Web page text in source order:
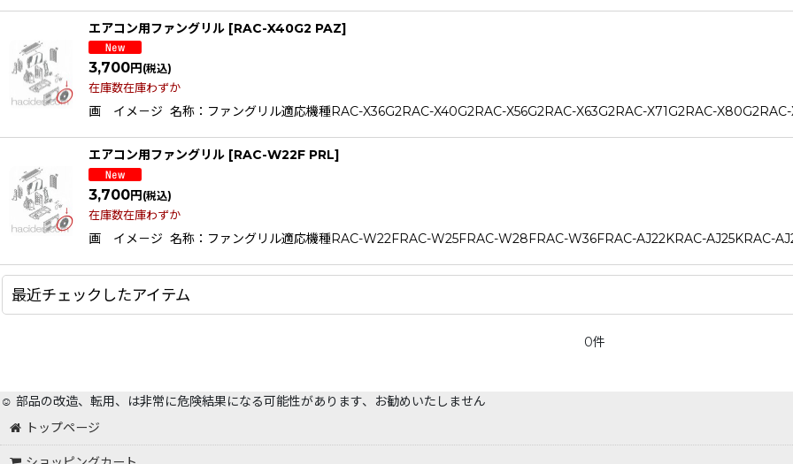
絞り込む
エアコン用ファングリル [RAC-X40G2 PAZ]
3,700円 (税込)
在庫数在庫わずか
画 イメ－ジ 名称：ファングリル適応機種RAC-X36G2RAC-X40G2RAC-X56G2RAC-X63G2RAC-X71G2RAC-
エアコン用ファングリル [RAC-W22F PRL]
3,700円 (税込)
在庫数在庫わずか
画 イメ－ジ 名称：ファングリル適応機種RAC-W22FRAC-W25FRAC-W28FRAC-W36FRAC-AJ22KRAC-AJ25KRAC-
最近チェックしたアイテム
0件
☺️ 部品の改造、転用、は非常に危険結果になる可能性があります、お勧めいたしません
トップページ